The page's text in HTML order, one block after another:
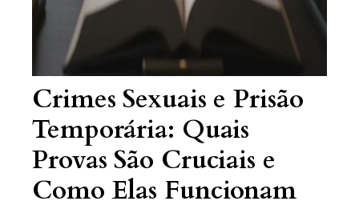
Crimes Sexuais e Prisão
Temporária: Quais
Provas São Cruciais e
Como Elas Funcionam